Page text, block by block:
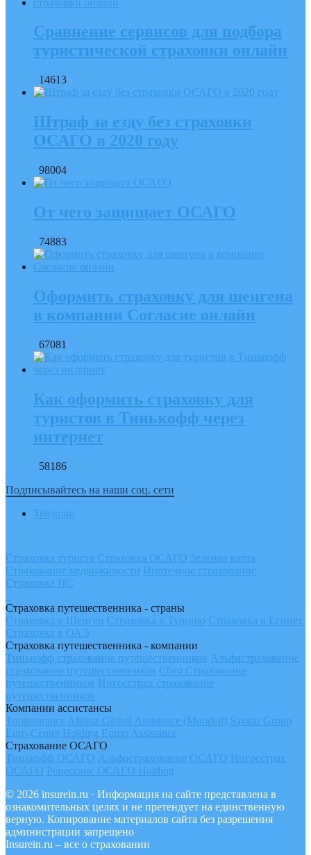
Сравнение сервисов для подбора
туристической страховки онлайн
14613
Штраф за езду без страховки
ОСАГО в 2020 году
98004
От чего защищает ОСАГО
74883
Оформить страховку для шенгена
в компании Согласие онлайн
67081
Как оформить страховку для
туристов в Тинькофф через
интернет
58186
Подписывайтесь на наши соц. сети
Telegram
Страховка туриста Страховка ОСАГО Зеленая карта
Страхование недвижимости Ипотечное страхование
Страховка НС
Страховка путешественника - страны
Страховка в Шенген Страховка в Турцию Страховка в Египет
Страховка в ОАЭ
Страховка путешественника - компании
Тинькофф страхование путешественников Альфастрахование
страхование путешественников Сбер Страхование
путешественников Ингосстрах страхование
путешественников
Компании ассистансы
Tripinsurance Allianz Global Assistance (Mondial) Savitar Group
Euro-Center Holding Europ Assistance
Страхование ОСАГО
Тинькофф ОСАГО Альфастрахование ОСАГО Ингосстрах
ОСАГО Ренессанс ОСАГО Holding
© 2026 insurein.ru · Информация на сайте представлена в
ознакомительных целях и не претендует на единственную
верную. Копирование материалов сайта без разрешения
администрации запрещено
Insurein.ru – все о страховании